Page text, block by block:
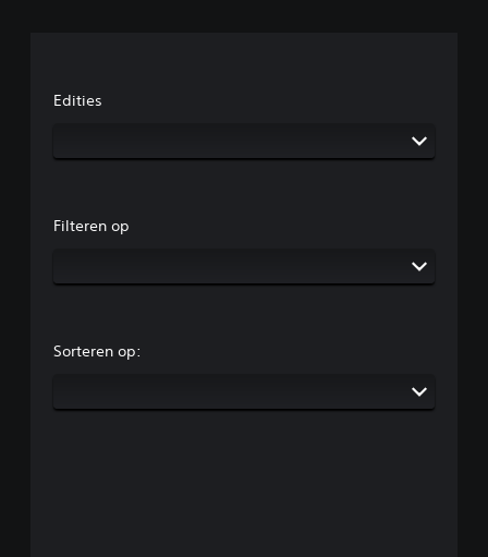
Edities
Filteren op
Sorteren op: